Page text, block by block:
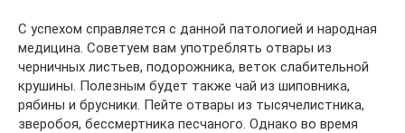
С успехом справляется с данной патологией и народная
медицина. Советуем вам употреблять отвары из
черничных листьев, подорожника, веток слабительной
крушины. Полезным будет также чай из шиповника,
рябины и брусники. Пейте отвары из тысячелистника,
зверобоя, бессмертника песчаного. Однако во время